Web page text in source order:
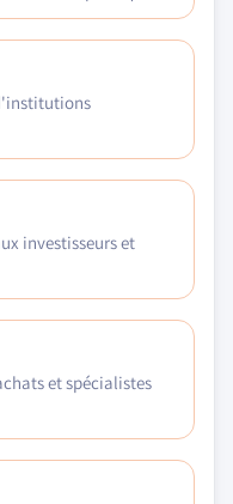
investisseurs et
et spécialistes